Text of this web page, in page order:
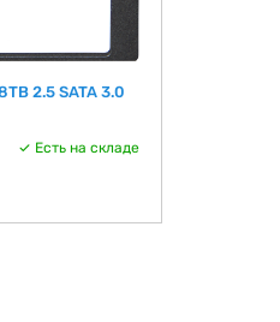
2.5 SATA 3.0
Есть на складе